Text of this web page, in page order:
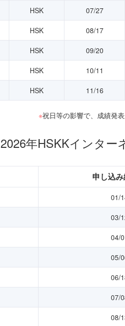
HSK 07/27
HSK 08/17
HSK 09/20
HSK 10/11
HSK 11/16
※祝日等の影響で、成績発表
2026年HSKKインター
申し込
01/
03/
04/
05/
06/
07/
08/